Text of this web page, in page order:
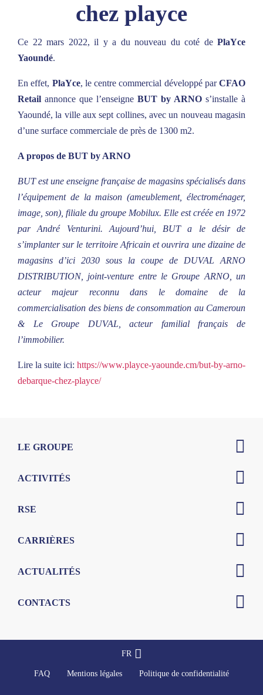
chez playce
Ce 22 mars 2022, il y a du nouveau du coté de PlaYce
Yaoundé.
En effet, PlaYce, le centre commercial développé parCFAO
Retail annonce que l’enseigne BUT by ARNO s’installe à
Yaoundé, la ville aux sept collines, avec un nouveau magasin
d’une surface commerciale de près de 1300 m2.
A propos de BUT by ARNO
BUT est une enseigne française de magasins spécialisés dans
l’équipement de la maison (ameublement, électroménager,
image, son), filiale du groupe Mobilux. Elle est créée en 1972
par André Venturini. Aujourd’hui, BUT a le désir de
s’implanter sur le territoire Africain et ouvrira une dizaine de
magasins d’ici 2030 sous la coupe de DUVAL ARNO
DISTRIBUTION, joint-venture entre le Groupe ARNO, un
acteur majeur reconnu dans le domaine de la
commercialisation des biens de consommation au Cameroun
& Le Groupe DUVAL, acteur familial français de
l’immobilier.
Lire la suite ici: https://www.playce-yaounde.cm/but-by-arno-
debarque-chez-playce/
LE GROUPE
ACTIVITÉS
RSE
CARRIÈRES
ACTUALITÉS
CONTACTS
FR
FAQ Mentions légales Politique de confidentialité